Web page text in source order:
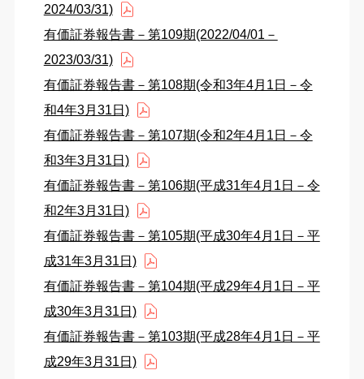
2024/03/31)
有価証券報告書－第109期(2022/04/01－
2023/03/31)
有価証券報告書－第108期(令和3年4月1日－令
和4年3月31日)
有価証券報告書－第107期(令和2年4月1日－令
和3年3月31日)
有価証券報告書－第106期(平成31年4月1日－令
和2年3月31日)
有価証券報告書－第105期(平成30年4月1日－平
成31年3月31日)
有価証券報告書－第104期(平成29年4月1日－平
成30年3月31日)
有価証券報告書－第103期(平成28年4月1日－平
成29年3月31日)